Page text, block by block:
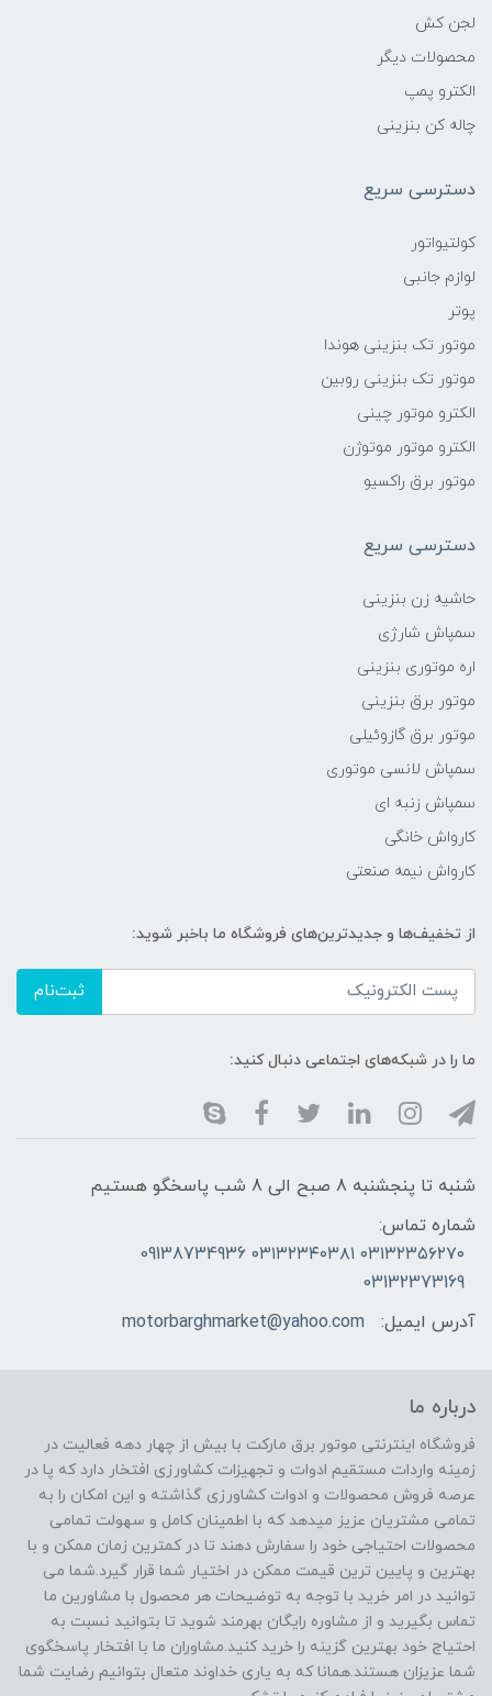
لجن کش
محصولات دیگر
الکترو پمپ
چاله کن بنزینی
دسترسی سریع
کولتیواتور
لوازم جانبی
پوتر
موتور تک بنزینی هوندا
موتور تک بنزینی روبین
الکترو موتور چینی
الکترو موتور موتوژن
موتور برق راکسیو
دسترسی سریع
حاشیه زن بنزینی
سمپاش شارژی
اره موتوری بنزینی
موتور برق بنزینی
موتور برق گازوئیلی
سمپاش لانسی موتوری
سمپاش زنبه ای
کارواش خانگی
کارواش نیمه صنعتی
از تخفیف‌ها و جدیدترین‌های فروشگاه ما باخبر شوید:
ثبت‌نام
ما را در شبکه‌های اجتماعی دنبال کنید:
شنبه تا پنجشنبه 8 صبح الی 8 شب پاسخگو هستیم
شماره تماس:
۰۳۱۳۲۳۵۶۲۷۰ ۰۳۱۳۲۳۴۰۳۸۱ 09138734936
03132373169
آدرس ایمیل:
motorbarghmarket@yahoo.com
درباره ما
فروشگاه اینترنتی موتور برق مارکت با بیش از چهار دهه فعالیت در
زمینه واردات مستقیم ادوات و تجهیزات کشاورزی افتخار دارد که پا در
عرصه فروش محصولات و ادوات کشاورزی گذاشته و این امکان را به
تمامی مشتریان عزیز میدهد که با اطمینان کامل و سهولت تمامی
محصولات احتیاجی خود را سفارش دهند تا در کمترین زمان ممکن و با
بهترین و پایین ترین قیمت ممکن در اختیار شما قرار گیرد.شما می
توانید در امر خرید با توجه به توضیحات هر محصول با مشاورین ما
تماس بگیرید و از مشاوره رایگان بهرمند شوید تا بتوانید نسبت به
احتیاج خود بهترین گزینه را خرید کنید.مشاوران ما با افتخار پاسخگوی
شما عزیزان هستند.همانا که به یاری خداوند متعال بتوانیم رضایت شما